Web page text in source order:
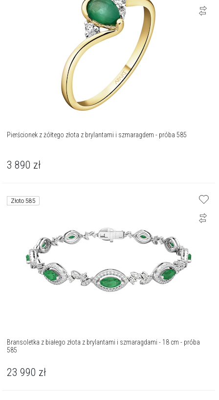
Pierścionek z żółtego złota z brylantami i szmaragdem - próba 585
3 890 zł
Złoto 585
Bransoletka z białego złota z brylantami i szmaragdami - 18 cm - próba
585
23 990 zł